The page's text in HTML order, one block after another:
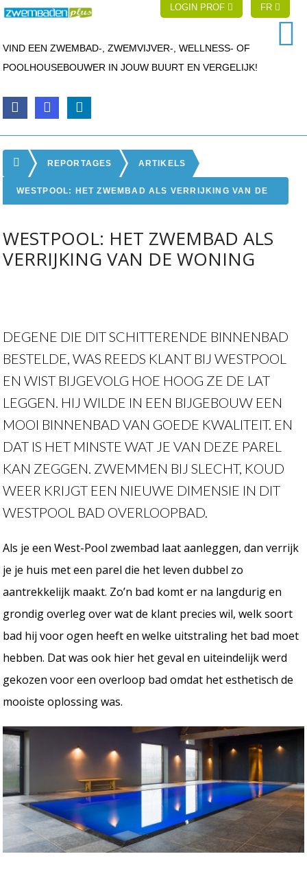
LOGIN PROF FR
VIND EEN ZWEMBAD-, ZWEMVIJVER-, WELLNESS- OF
POOLHOUSEBOUWER IN JOUW BUURT EN VERGELIJK!
REPORTAGES ARTIKELS
WESTPOOL: HET ZWEMBAD ALS VERRIJKING VAN DE
WESTPOOL: HET ZWEMBAD ALS
VERRIJKING VAN DE WONING
DEGENE DIE DIT SCHITTERENDE BINNENBAD
BESTELDE, WAS REEDS KLANT BIJ WESTPOOL
EN WIST BIJGEVOLG HOE HOOG ZE DE LAT
LEGGEN. HIJ WILDE IN EEN BIJGEBOUW EEN
MOOI BINNENBAD VAN GOEDE KWALITEIT. EN
DAT IS HET MINSTE WAT JE VAN DEZE PAREL
KAN ZEGGEN. ZWEMMEN BIJ SLECHT, KOUD
WEER KRIJGT EEN NIEUWE DIMENSIE IN DIT
WESTPOOL BAD OVERLOOPBAD.
Als je een West-Pool zwembad laat aanleggen, dan verrijk
je je huis met een parel die het leven dubbel zo
aantrekkelijk maakt. Zo’n bad komt er na langdurig en
grondig overleg over wat de klant precies wil, welk soort
bad hij voor ogen heeft en welke uitstraling het bad moet
hebben. Dat was ook hier het geval en uiteindelijk werd
gekozen voor een overloop bad omdat het esthetisch de
mooiste oplossing was.